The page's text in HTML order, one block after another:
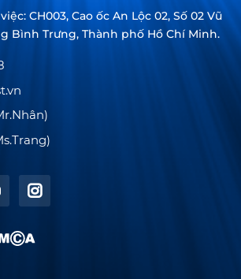
CH003, Cao ốc An Lộc 02, Số 02 Vũ
Bình Trưng, Thành phố Hồ Chí Minh.